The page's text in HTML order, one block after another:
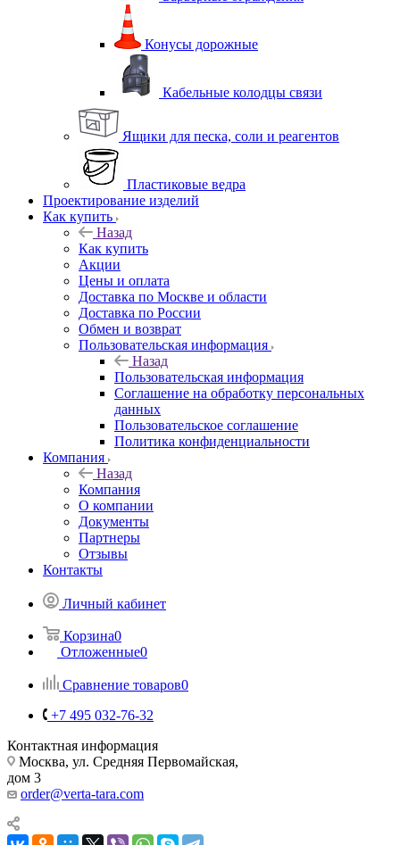
Конусы дорожные
Кабельные колодцы связи
Ящики для песка, соли и реагентов
Пластиковые ведра
Проектирование изделий
Как купить
Назад
Как купить
Акции
Цены и оплата
Доставка по Москве и области
Доставка по России
Обмен и возврат
Пользовательская информация
Назад
Пользовательская информация
Соглашение на обработку персональных
данных
Пользовательское соглашение
Политика конфиденциальности
Компания
Назад
Компания
О компании
Документы
Партнеры
Отзывы
Контакты
Личный кабинет
Корзина0
Отложенные0
Сравнение товаров0
+7 495 032-76-32
Контактная информация
Москва, ул. Средняя Первомайская,
дом 3
order@verta-tara.com